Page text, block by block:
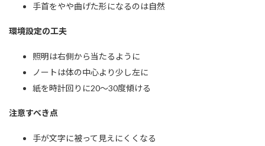
手首をやや曲げた形になるのは自然
環境設定の工夫
照明は右側から当たるように
ノートは体の中心より少し左に
紙を時計回りに20〜30度傾ける
注意すべき点
手が文字に被って見えにくくなる